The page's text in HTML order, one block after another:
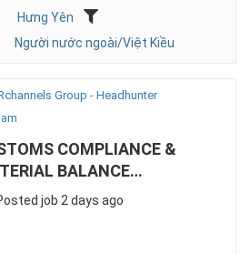
Hưng Yên
Người nước ngoài/Việt Kiều
Group - Headhunter
COMPLIANCE &
BALANCE
(EPE)
job 2 days ago